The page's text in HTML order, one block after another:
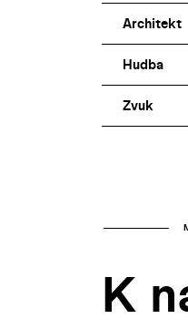
Architekt
Hudba
Zvuk
K